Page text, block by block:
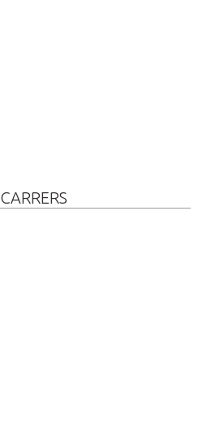
CARRERS